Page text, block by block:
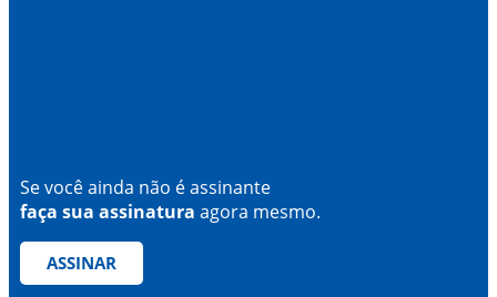
Se você ainda não é assinante
faça sua assinatura agora mesmo.
ASSINAR